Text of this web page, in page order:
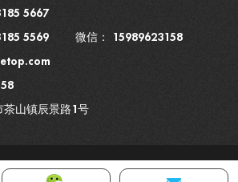
5667
5569 微信： 15989623158
茶山镇辰景路1号